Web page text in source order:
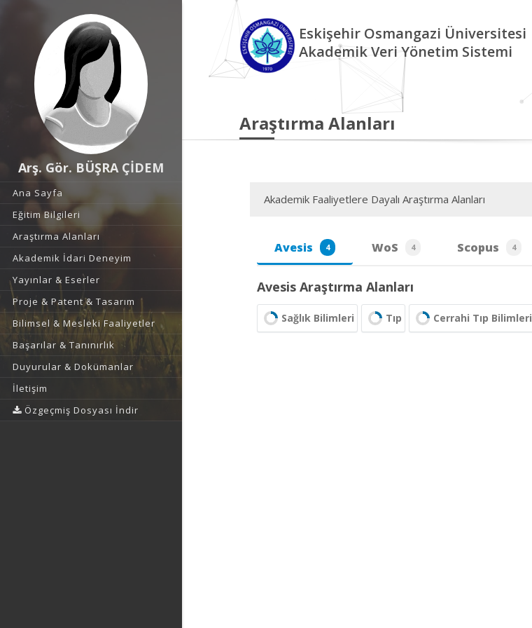
Arş. Gör. BÜŞRA ÇİDEM
Ana Sayfa
Eğitim Bilgileri
Araştırma Alanları
Akademik İdari Deneyim
Yayınlar & Eserler
Proje & Patent & Tasarım
Bilimsel & Mesleki Faaliyetler
Başarılar & Tanınırlık
Duyurular & Dokümanlar
İletişim
Özgeçmiş Dosyası İndir
Eskişehir Osmangazi Üniversitesi
Akademik Veri Yönetim Sistemi
Araştırma Alanları
Akademik Faaliyetlere Dayalı Araştırma Alanları
Avesis 4 WoS 4 Scopus 4
Avesis Araştırma Alanları
Sağlık Bilimleri Tıp Cerrahi Tıp Bilimleri